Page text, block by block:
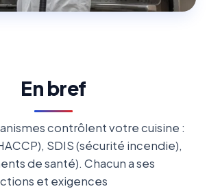
En bref
contrôlent votre cuisine :
SDIS (sécurité incendie),
de santé). Chacun a ses
et exigences